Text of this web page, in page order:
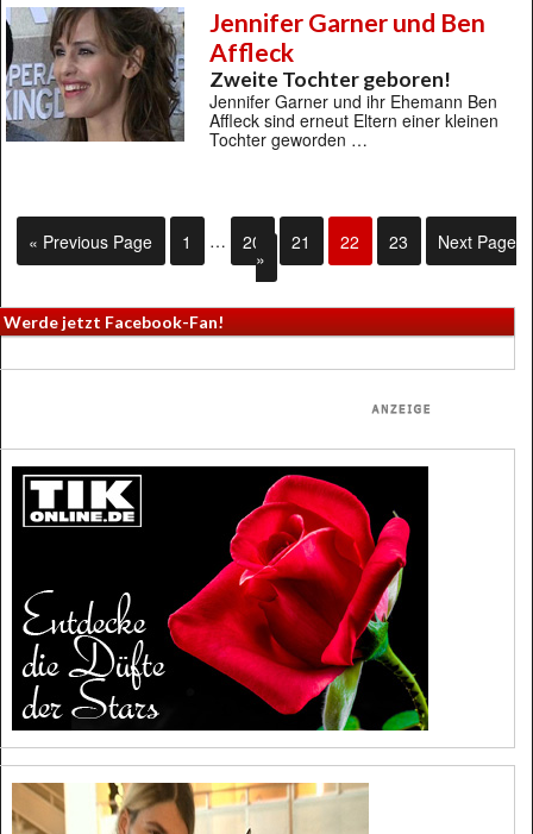
Jennifer Garner und Ben
Affleck
Zweite Tochter geboren!
Jennifer Garner und ihr Ehemann Ben
Affleck sind erneut Eltern einer kleinen
Tochter geworden …
« Previous Page 1 … 20 21 22 23 Next Page
»
Werde jetzt Facebook-Fan!